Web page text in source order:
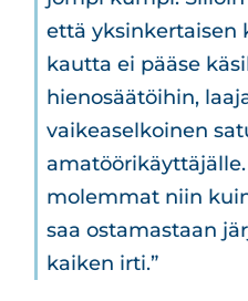
että yksinkertaisen
kautta ei pääse
hienosäätöihin,
vaikeaselkoinen
molemmat niin
saa ostamastaan
kaiken irti.”